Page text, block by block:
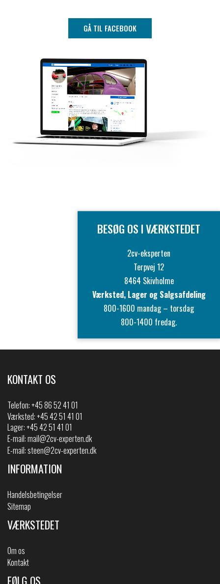
GÅ TIL FACEBOOK
BESØG OS I VÆRKSTEDET
2cv-eksperten
Terpvej 12
8464 Skivholme
Værksted, Lager og Salgsafdeling
800-1600 mandag – torsdag
800-1400 fredag.
KONTAKT OS
Telefon:+45 86 52 41 01
Værksted: +45 42 51 41 01
Lager: +45 42 51 41 01
E-mail:mail@2cv-experten.dk
E-mail:steen@2cv-experten.dk
INFORMATION
Handelsbetingelser
Sitemap
VÆRKSTEDET
Om os
Kontakt
FØLG OS